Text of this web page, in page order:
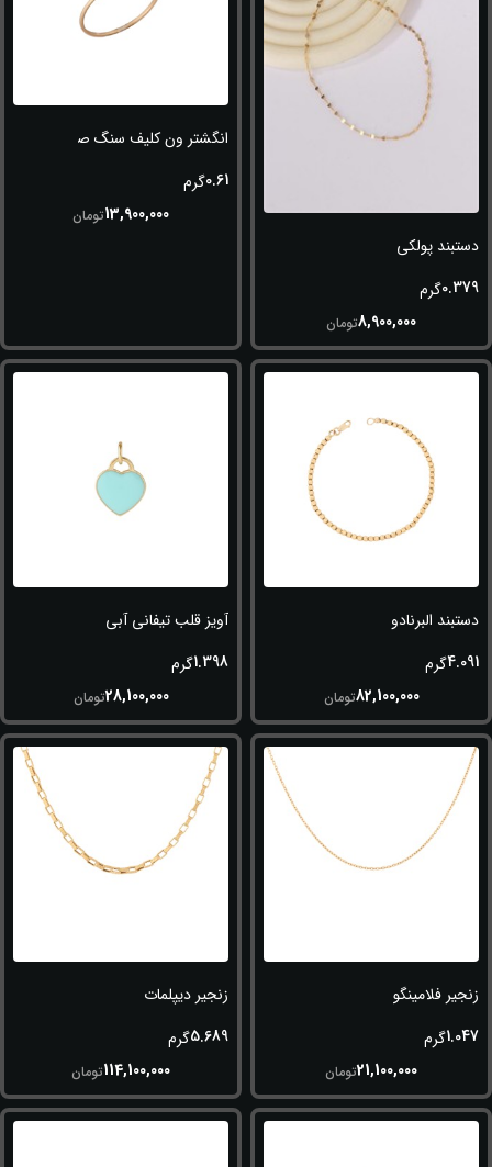
دستبند پولکی
0.379گرم
8,900,000تومان
انگشتر ون کلیف سنگ صدفی
0.61گرم
13,900,000تومان
دستبند البرنادو
4.091گرم
82,100,000تومان
آویز قلب تیفانی آبی
1.398گرم
28,100,000تومان
زنجیر فلامینگو
1.047گرم
21,100,000تومان
زنجیر دیپلمات
5.689گرم
114,100,000تومان